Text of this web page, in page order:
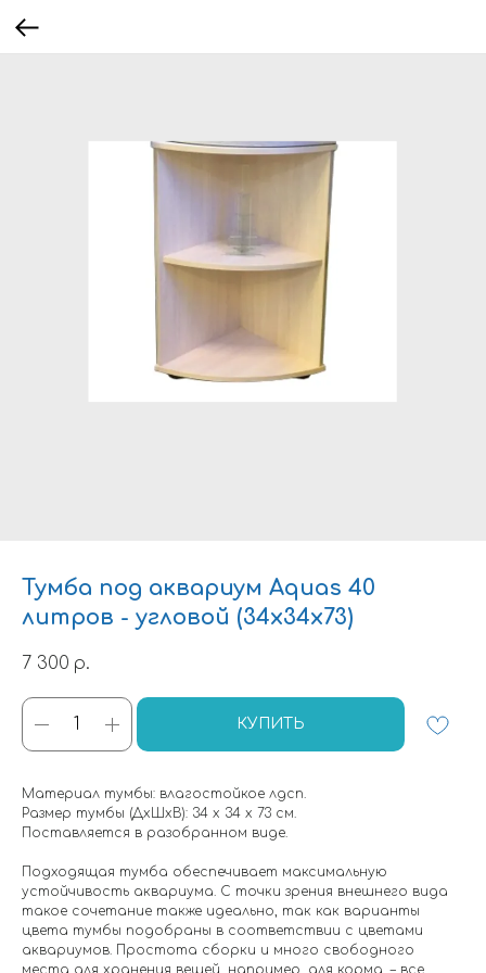
Тумба под аквариум Aquas 40
литров - угловой (34х34х73)
7 300 р.
КУПИТЬ
Материал тумбы: влагостойкое лдсп.
Размер тумбы (ДхШхВ): 34 х 34 х 73 см.
Поставляется в разобранном виде.
Подходящая тумба обеспечивает максимальную
устойчивость аквариума. С точки зрения внешнего вида
такое сочетание также идеально, так как варианты
цвета тумбы подобраны в соответствии с цветами
аквариумов. Простота сборки и много свободного
места для хранения вещей, например, для корма, – все